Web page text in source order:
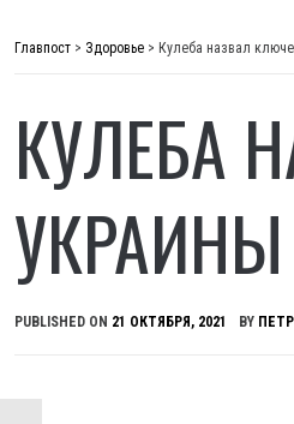
Главпост > Здоровье > Кулеба назвал
КУЛЕБА
УКРАИНЫ
PUBLISHED ON 21 ОКТЯБРЯ, 2021 BY